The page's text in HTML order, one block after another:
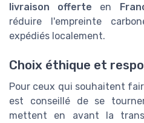
livraison offerte en
réduire l'empreinte
expédiés localement.
Choix éthique et
Pour ceux qui souhaitent
est conseillé de se
mettent en avant la